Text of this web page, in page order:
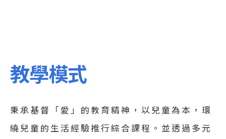
教學模式
秉承基督「愛」的教育精神，以兒童為本，環
繞兒童的生活經驗推行綜合課程。並透過多元